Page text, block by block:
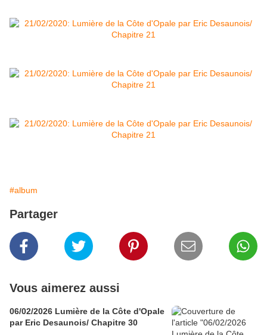
#album
Partager
Vous aimerez aussi
06/02/2026 Lumière de la Côte d'Opale
par Eric Desaunois/ Chapitre 30